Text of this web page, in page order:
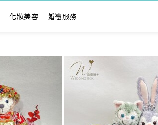
化妝美容 婚禮服務